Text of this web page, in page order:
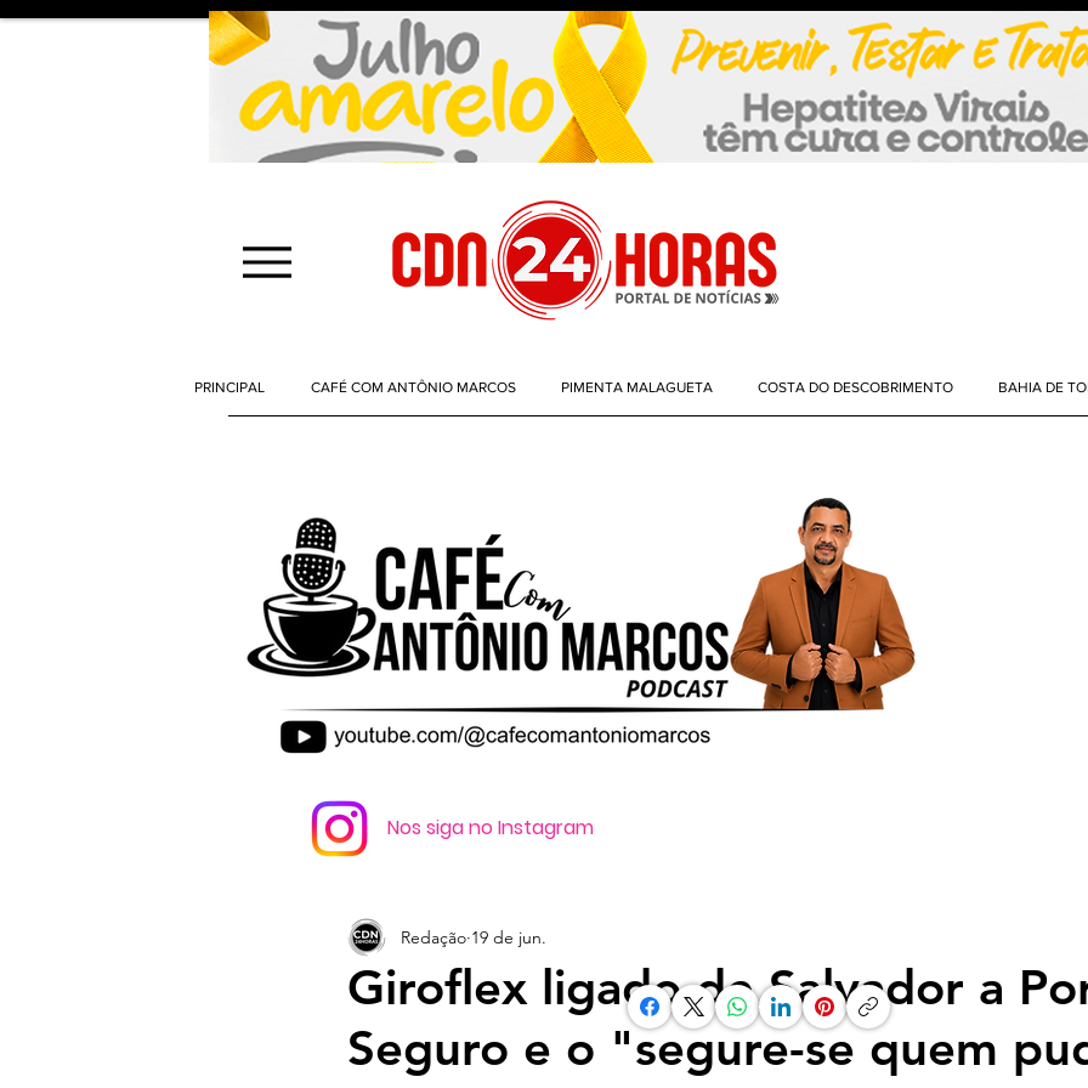
Nos siga no Instagram
Giroflex ligado de Salvador a
Seguro e o "segure-se quem
Redação 19 de jun.
PRINCIPAL CAFÉ COM ANTÔNIO MARCOS PIMENTA MALAGUETA COSTA DO DESCOBRIMENTO BAHIA DE